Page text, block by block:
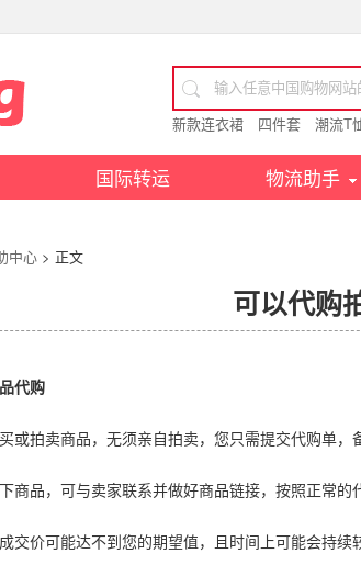
新款连衣裙 四件套 潮流T
国际转运 物流助手
中心 > 正文
可以代购
代购
或拍卖商品，无须亲自拍卖，您只需提交代购单，
商品，可与卖家联系并做好商品链接，按照正常的
交价可能达不到您的期望值，且时间上可能会持续